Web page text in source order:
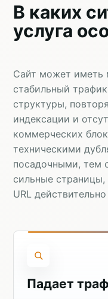
В каких
услуга
Сайт может иметь
стабильный
структуры,
индексации и
коммерческих
техническими
посадочными, тем
сильные страницы,
URL
Падает